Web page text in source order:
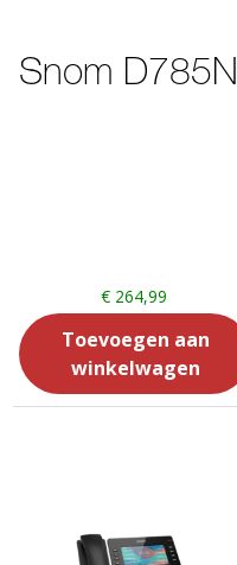
Snom D785N
€ 264,99
Toevoegen aan
winkelwagen